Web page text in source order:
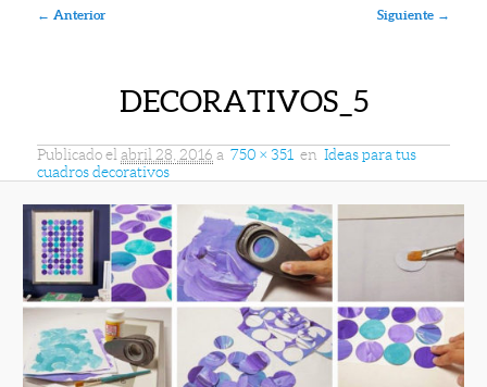
Navegador de imágenes
← Anterior Siguiente →
DECORATIVOS_5
Publicado el abril 28, 2016 a 750 × 351 en Ideas para tus
cuadros decorativos